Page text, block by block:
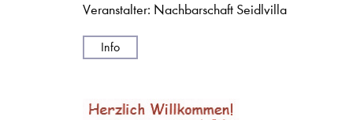
Veranstalter: Nachbarschaft Seidlvilla
Info